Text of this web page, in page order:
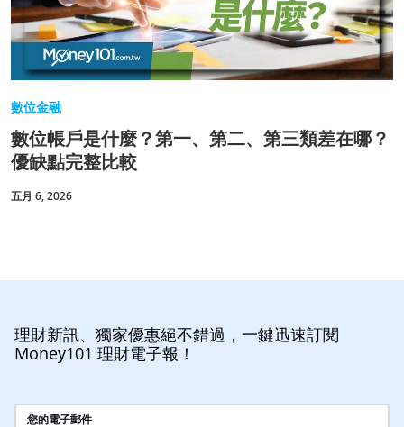
數位金融
數位帳戶是什麼？第一、第二、第三類差在哪？
優缺點完整比較
五月 6, 2026
理財新訊、獨家優惠絕不錯過，一鍵迅速訂閱
Money101 理財電子報！